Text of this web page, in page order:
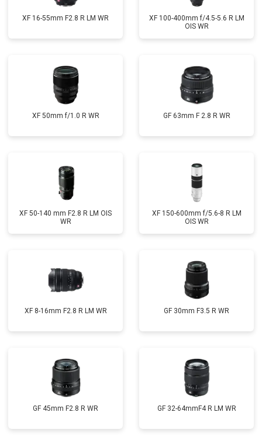
XF 16-55mm F2.8 R LM WR
XF 100-400mm f/4.5-5.6 R LM
OIS WR
XF 50mm f/1.0 R WR GF 63mm F 2.8 R WR
XF 50-140 mm F2.8 R LM OIS
WR
XF 150-600mm f/5.6-8 R LM
OIS WR
XF 8-16mm F2.8 R LM WR GF 30mm F3.5 R WR
GF 45mm F2.8 R WR GF 32-64mmF4 R LM WR